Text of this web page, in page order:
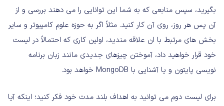
بگیرید، سپس منابعی که به شما این توانایی را می دهند بررسی و از
آن پس هر روز، روی آن کار کنید. مثلاً اگر به حوزه علوم کامپیوتر و سایر
بخش های مرتبط با ان علاقه مندید، اولین کاری که احتمالاً در لیست
خود قرار خواهید داد، آموختن چیزهای جدیدی مانند زبان برنامه
نویسی پایتون و یا آشنایی با MongoDB خواهد بود.
برای لیست دوم می توانید به اهداف بلند مدت خود فکر کنید؛ اینکه آیا